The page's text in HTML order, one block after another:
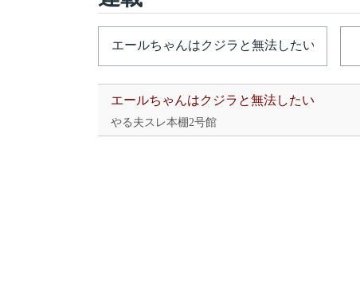
エールちゃんはクジラと無法したい
やる夫スレ本棚2号館